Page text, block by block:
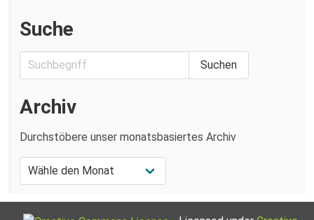
Suche
Archiv
Durchstöbere unser monatsbasiertes Archiv